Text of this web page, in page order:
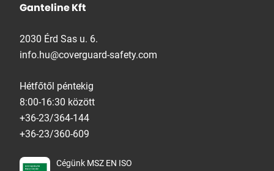
Ganteline Kft
2030 Érd Sas u. 6.
info.hu@coverguard-safety.com
Hétfőtől péntekig
8:00-16:30 között
+36-23/364-144
+36-23/360-609
Cégünk MSZ EN ISO